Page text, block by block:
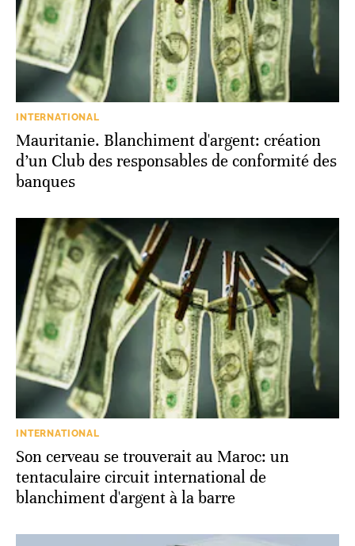
INTERNATIONAL
Mauritanie. Blanchiment d'argent: création
d’un Club des responsables de conformité des
banques
INTERNATIONAL
Son cerveau se trouverait au Maroc: un
tentaculaire circuit international de
blanchiment d'argent à la barre